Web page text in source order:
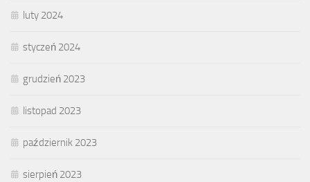
luty 2024
styczeń 2024
grudzień 2023
listopad 2023
październik 2023
sierpień 2023